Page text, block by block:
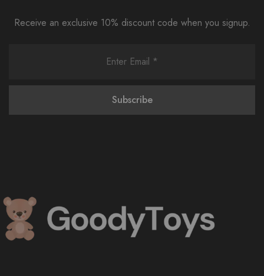
Receive an exclusive 10% discount code when you signup.